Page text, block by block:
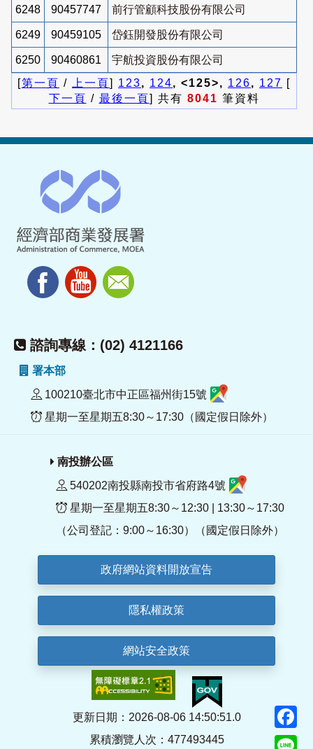
6248 90457747 前行管顧科技股份有限公司
6249 90459105 岱鈺開發股份有限公司
6250 90460861
宇航投資股份有限公司
[第一頁 / 上一頁] 123, 124, <125>, 126, 127 [
下一頁 / 最後一頁] 共有 8041 筆資料
諮詢專線：(02) 4121166
署本部
100210臺北市中正區福州街15號
星期一至星期五8:30～17:30（國定假日除外）
南投辦公區
540202南投縣南投市省府路4號
星期一至星期五8:30～12:30 | 13:30～17:30
（公司登記：9:00～16:30）（國定假日除外）
政府網站資料開放宣告
隱私權政策
網站安全政策
更新日期：2026-08-06 14:50:51.0
累積瀏覽人次：477493445